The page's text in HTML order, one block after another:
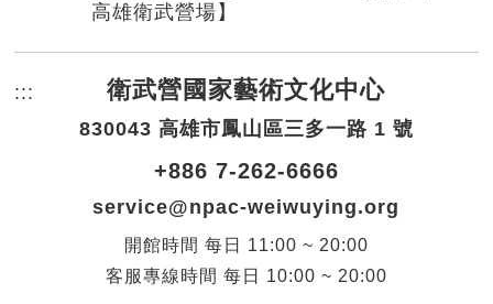
高雄衛武營場】
::: 頁尾網站資訊。
衛武營國家藝術文化中心
830043 高雄市鳳山區三多一路 1 號
+886 7-262-6666
service@npac-weiwuying.org
開館時間 每日
11:00 ~ 20:00
客服專線時間 每日 10:00 ~ 20:00